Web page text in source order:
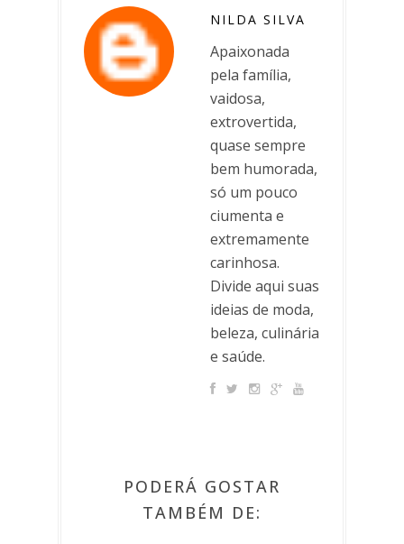
NILDA SILVA
Apaixonada
pela família,
vaidosa,
extrovertida,
quase sempre
bem humorada,
só um pouco
ciumenta e
extremamente
carinhosa.
Divide aqui suas
ideias de moda,
beleza, culinária
e saúde.
PODERÁ GOSTAR
TAMBÉM DE: